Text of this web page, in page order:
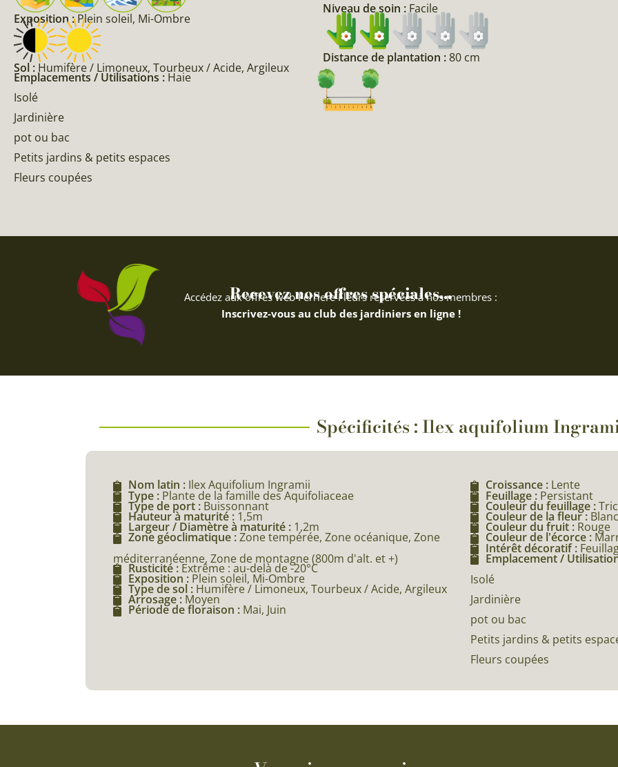
Exposition :Plein soleil, Mi-Ombre
Sol : Humifère / Limoneux, Tourbeux / Acide, Argileux
Emplacements / Utilisations : Haie
Isolé
Jardinière
pot ou bac
Petits jardins & petits espaces
Fleurs coupées
Niveau de soin :Facile
Distance de plantation :80 cm
Recevez nos offres spéciales...
Accédez aux offres web Ferriere Fleurs réservées à nos membres :
Inscrivez-vous au club des jardiniers en ligne !
Spécificités : Ilex aquifolium
Nom latin : Ilex Aquifolium Ingramii
Type : Plante de la famille des Aquifoliaceae
Type de port : Buissonnant
Hauteur à maturité : 1,5m
Largeur / Diamètre à maturité : 1,2m
Zone géoclimatique :Zone tempérée, Zone océanique, Zone
méditerranéenne, Zone de montagne (800m d'alt. et +)
Rusticité :Extrême : au-delà de -20°C
Exposition : Plein soleil, Mi-Ombre
Type de sol : Humifère / Limoneux, Tourbeux / Acide, Argileux
Arrosage : Moyen
Période de floraison : Mai, Juin
Croissance : Lente
Feuillage : Persistant
Couleur du feuillage :
Couleur de la fleur : Blanc
Couleur du fruit : Rouge
Couleur de l'écorce :
Intérêt décoratif :
Emplacement /
Isolé
Jardinière
pot ou bac
Petits jardins & petits
Fleurs coupées